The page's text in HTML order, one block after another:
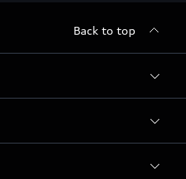
Back to top